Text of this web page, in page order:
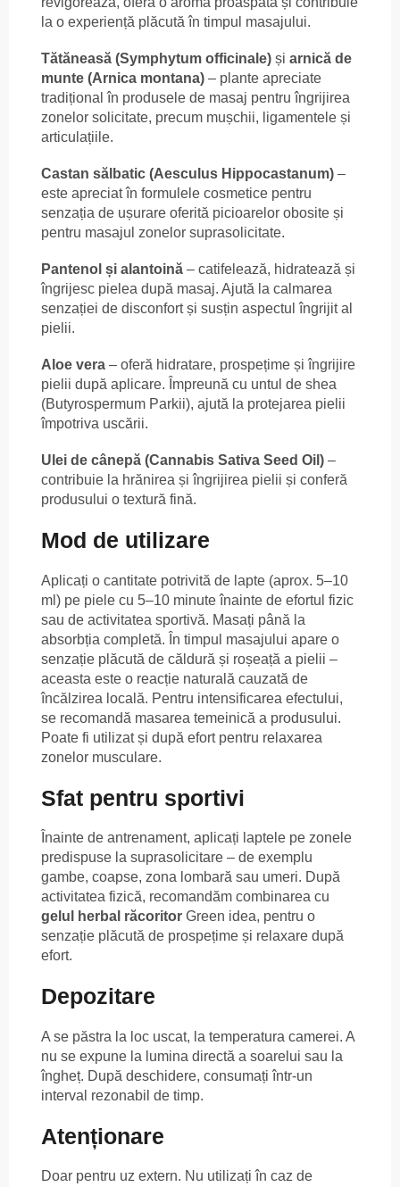
la o experiență plăcută în timpul masajului.
Tătăneasă (Symphytum officinale) și arnică de
munte (Arnica montana) – plante apreciate
tradițional în produsele de masaj pentru îngrijirea
zonelor solicitate, precum mușchii, ligamentele și
articulațiile.
Castan sălbatic (Aesculus Hippocastanum) –
este apreciat în formulele cosmetice pentru
senzația de ușurare oferită picioarelor obosite și
pentru masajul zonelor suprasolicitate.
Pantenol și alantoină – catifelează, hidratează și
îngrijesc pielea după masaj. Ajută la calmarea
senzației de disconfort și susțin aspectul îngrijit al
pielii.
Aloe vera – oferă hidratare, prospețime și îngrijire
pielii după aplicare. Împreună cu untul de shea
(Butyrospermum Parkii), ajută la protejarea pielii
împotriva uscării.
Ulei de cânepă (Cannabis Sativa Seed Oil) –
contribuie la hrănirea și îngrijirea pielii și conferă
produsului o textură fină.
Mod de utilizare
Aplicați o cantitate potrivită de lapte (aprox. 5–10
ml) pe piele cu 5–10 minute înainte de efortul fizic
sau de activitatea sportivă. Masați până la
absorbția completă. În timpul masajului apare o
senzație plăcută de căldură și roșeață a pielii –
aceasta este o reacție naturală cauzată de
încălzirea locală. Pentru intensificarea efectului,
se recomandă masarea temeinică a produsului.
Poate fi utilizat și după efort pentru relaxarea
zonelor musculare.
Sfat pentru sportivi
Înainte de antrenament, aplicați laptele pe zonele
predispuse la suprasolicitare – de exemplu
gambe, coapse, zona lombară sau umeri. După
activitatea fizică, recomandăm combinarea cu
gelul herbal răcoritor Green idea, pentru o
senzație plăcută de prospețime și relaxare după
efort.
Depozitare
A se păstra la loc uscat, la temperatura camerei. A
nu se expune la lumina directă a soarelui sau la
îngheț. După deschidere, consumați într-un
interval rezonabil de timp.
Atenționare
Doar pentru uz extern. Nu utilizați în caz de